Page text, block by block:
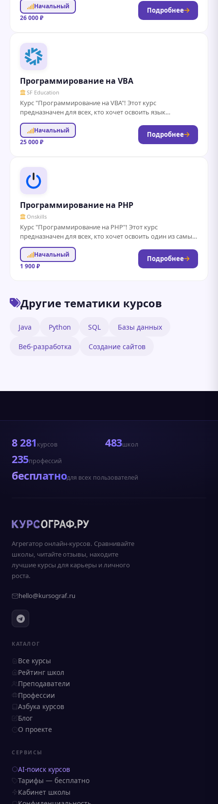
VBA. Вы научитесь эффективно...
Начальный
26 000 ₽
Подробнее
Программирование на VBA
SF Education
Курс "Программирование на VBA"! Этот курс
предназначен для всех, кто хочет освоить язык
программирования Visual Basic for Applications и
научиться...
Начальный
25 000 ₽
Подробнее
Программирование на PHP
Onskills
Курс "Программирование на PHP"! Этот курс
предназначен для всех, кто хочет освоить один из самых
популярных языков программирования для веб-
разработки....
Начальный
1 900 ₽
Подробнее
Другие тематики курсов
Java Python SQL Базы данных
Веб-разработка Создание сайтов
8 281 курсов 483школ
235профессий
бесплатнодля всех пользователей
Агрегатор онлайн-курсов. Сравнивайте
школы, читайте отзывы, находите
лучшие курсы для карьеры и личного
роста.
hello@kursograf.ru
КАТАЛОГ
Все курсы
Рейтинг школ
Преподаватели
Профессии
Азбука курсов
Блог
О проекте
СЕРВИСЫ
AI-поиск курсов
Тарифы — бесплатно
Кабинет школы